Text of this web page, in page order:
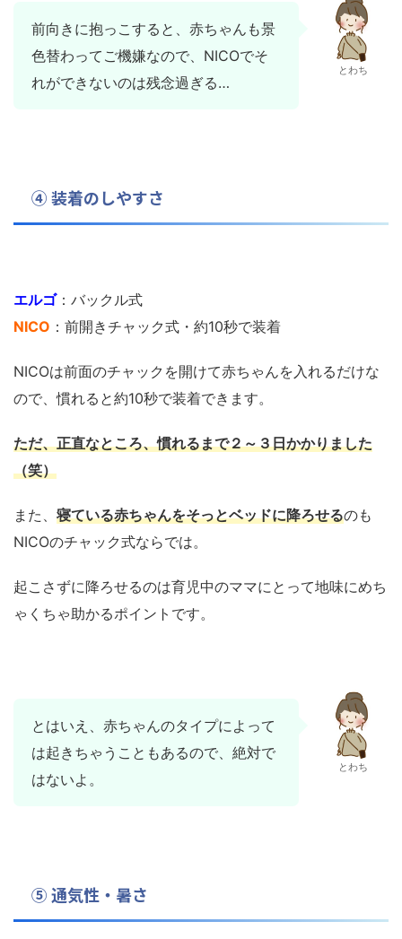
前向きに抱っこすると、赤ちゃんも景
色替わってご機嫌なので、NICOでそ
れができないのは残念過ぎる…
とわち
④ 装着のしやすさ
エルゴ：バックル式
NICO ：前開きチャック式・約10秒で装着
NICOは前面のチャックを開けて赤ちゃんを入れるだけな
ので、慣れると約10秒で装着できます。
ただ、正直なところ、慣れるまで２～３日かかりました
（笑）
また、 寝ている赤ちゃんをそっとベッドに降ろせるのも
NICOのチャック式ならでは。
起こさずに降ろせるのは育児中のママにとって地味にめち
ゃくちゃ助かるポイントです。
とはいえ、赤ちゃんのタイプによって
は起きちゃうこともあるので、絶対で
はないよ。
とわち
⑤ 通気性・暑さ